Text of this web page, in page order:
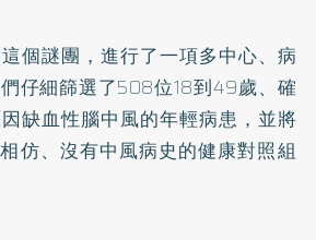
個謎團，進行了一項多中心、病
仔細篩選了508位18到49歲、確
缺血性腦中風的年輕病患，並將
仿、沒有中風病史的健康對照組